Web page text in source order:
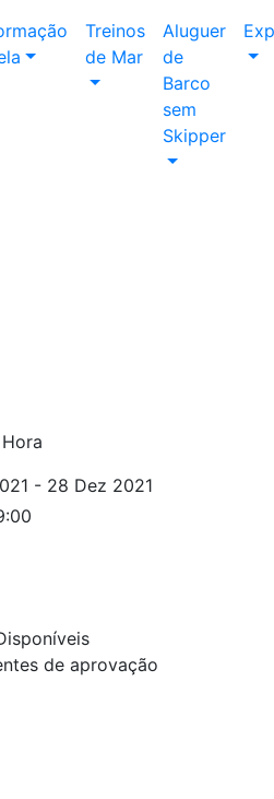
Treinos
de Mar
Aluguer
de
Barco
sem
Skipper
- 28 Dez 2021
de aprovação